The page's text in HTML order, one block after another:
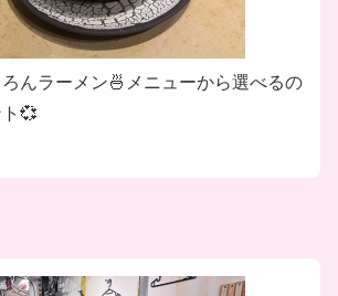
んラーメン🍜メニューから選べるの
💞